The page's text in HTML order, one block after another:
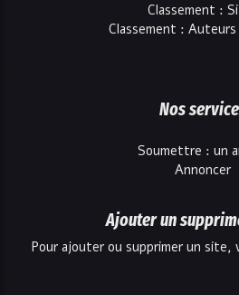
Classement :
Classement : Auteurs
Nos
Soumettre : un
Annoncer
Ajouter un
Pour ajouter ou supprimer un site,